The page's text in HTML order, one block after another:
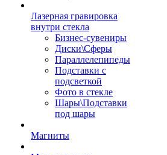
Лазерная гравировка
внутри стекла
Бизнес-сувениры
Диски\Сферы
Параллелепипеды
Подставки с
подсветкой
Фото в стекле
Шары\Подставки
под шары
Магниты